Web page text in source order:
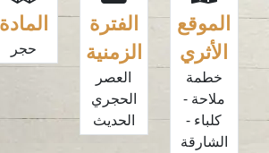
الموقع
الأثري
خطمة
ملاحة -
كلباء -
الشارقة
الفترة
الزمنية
العصر
الحجري
الحديث
المادة
حجر